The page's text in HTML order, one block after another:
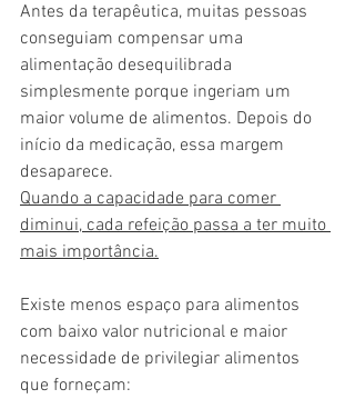
Antes da terapêutica, muitas pessoas
conseguiam compensar uma
alimentação desequilibrada
simplesmente porque ingeriam um
maior volume de alimentos. Depois do
início da medicação, essa margem
desaparece.
Quando a capacidade para comer
diminui, cada refeição passa a ter muito
mais importância.
Existe menos espaço para alimentos
com baixo valor nutricional e maior
necessidade de privilegiar alimentos
que forneçam: